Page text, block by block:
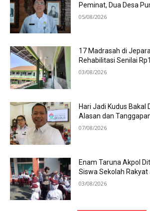
Peminat, Dua Desa
05/08/2026
17 Madrasah di
Rehabilitasi Senilai
03/08/2026
Hari Jadi Kudus Bakal
Alasan dan
07/08/2026
Enam Taruna Akpol
Siswa Sekolah Rakyat
03/08/2026